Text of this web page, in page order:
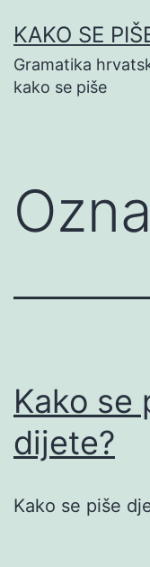
na
sadržaj
KAKO SE
Gramatika
kako se piše
Kako se
dijete?
Kako se piše